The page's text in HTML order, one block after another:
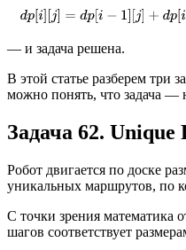
— и задача решена.
В этой статье разберем
можно понять, что задача —
Задача 62.
Робот двигается по доске
уникальных маршрутов, по
С точки зрения математика
шагов соответствует